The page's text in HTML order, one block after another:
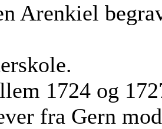
Arenkiel
1724 og
fra Gern